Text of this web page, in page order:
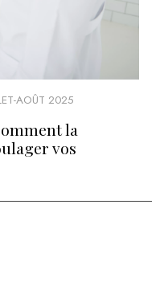
AOÛT 2025
la
vos